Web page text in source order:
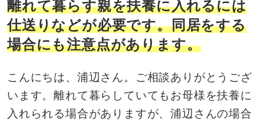
離れて暮らす親を扶養に入れるには
仕送りなどが必要です。同居をする
場合にも注意点があります。
こんにちは、浦辺さん。ご相談ありがとうござ
います。離れて暮らしていてもお母様を扶養に
入れられる場合がありますが、浦辺さんの場合